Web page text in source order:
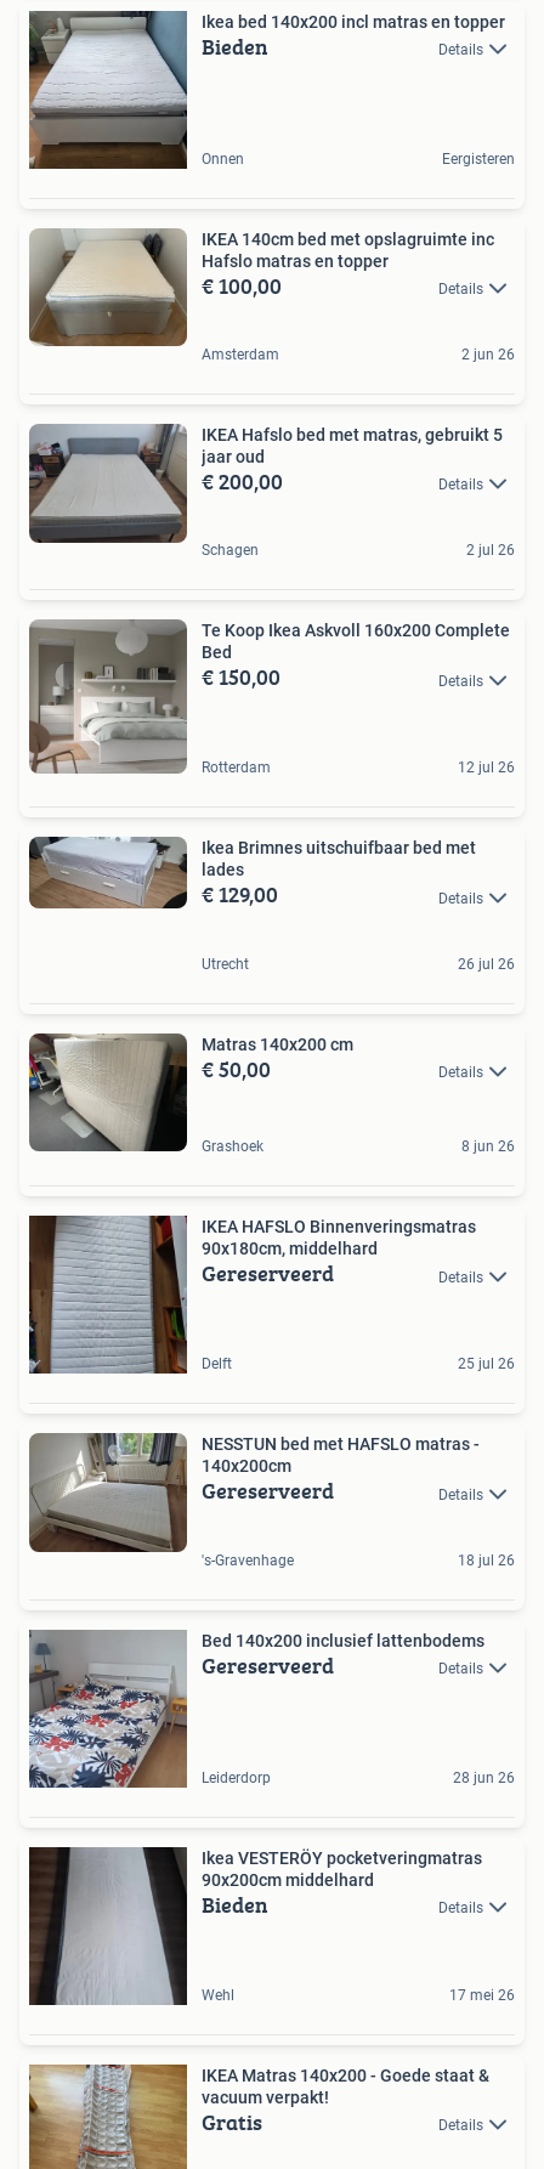
Ikea bed 140x200 incl matras en topper
Bieden Details
Onnen Eergisteren
IKEA 140cm bed met opslagruimte inc
Hafslo matras en topper
€ 100,00 Details
Amsterdam 2 jun 26
IKEA Hafslo bed met matras, gebruikt 5
jaar oud
€ 200,00 Details
Schagen 2 jul 26
Te Koop Ikea Askvoll 160x200 Complete
Bed
€ 150,00 Details
Rotterdam 12 jul 26
Ikea Brimnes uitschuifbaar bed met
lades
€ 129,00 Details
Utrecht 26 jul 26
Matras 140x200 cm
€ 50,00 Details
Grashoek 8 jun 26
IKEA HAFSLO Binnenveringsmatras
90x180cm, middelhard
Gereserveerd Details
Delft 25 jul 26
NESSTUN bed met HAFSLO matras -
140x200cm
Gereserveerd Details
's-Gravenhage 18 jul 26
Bed 140x200 inclusief lattenbodems
Gereserveerd Details
Leiderdorp 28 jun 26
Ikea VESTERÖY pocketveringmatras
90x200cm middelhard
Bieden Details
Wehl 17 mei 26
IKEA Matras 140x200 - Goede staat &
vacuum verpakt!
Gratis Details